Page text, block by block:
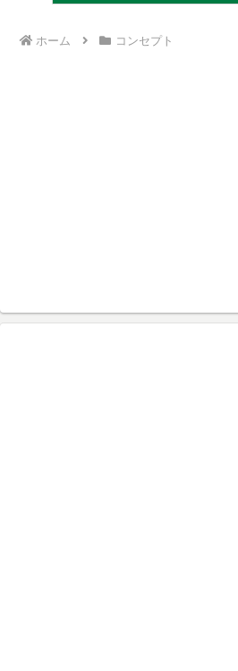
ホーム コンセプト